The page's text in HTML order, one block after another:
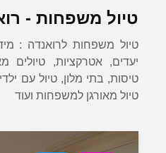
טיול משפחות -
טיול משפחות לרואנדה :
יעדים, אטרקציות, טיולים
טיסות, בתי מלון, טיול עם
טיול מאורגן למשפחות ועוד